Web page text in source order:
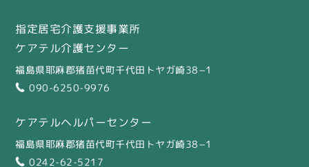
指定居宅介護支援事業所
ケアテル介護センター
福島県耶麻郡猪苗代町千代田トヤガ崎38−1
090-6250-9976
ケアテルヘルパーセンター
福島県耶麻郡猪苗代町千代田トヤガ崎38−1
0242-62-5217